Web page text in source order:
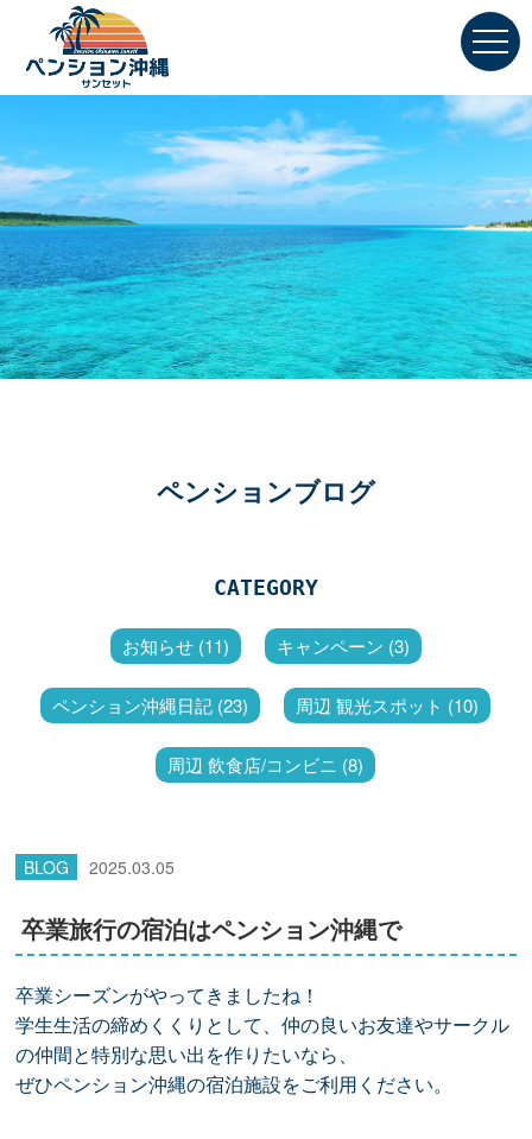
ペンションブログ
CATEGORY
お知らせ (11) キャンペーン (3)
ペンション沖縄日記 (23) 周辺 観光スポット (10)
周辺 飲食店/コンビニ (8)
BLOG 2025.03.05
卒業旅行の宿泊はペンション沖縄で
卒業シーズンがやってきましたね！
学生生活の締めくくりとして、仲の良いお友達やサークル
の仲間と特別な思い出を作りたいなら、
ぜひペンション沖縄の宿泊施設をご利用ください。